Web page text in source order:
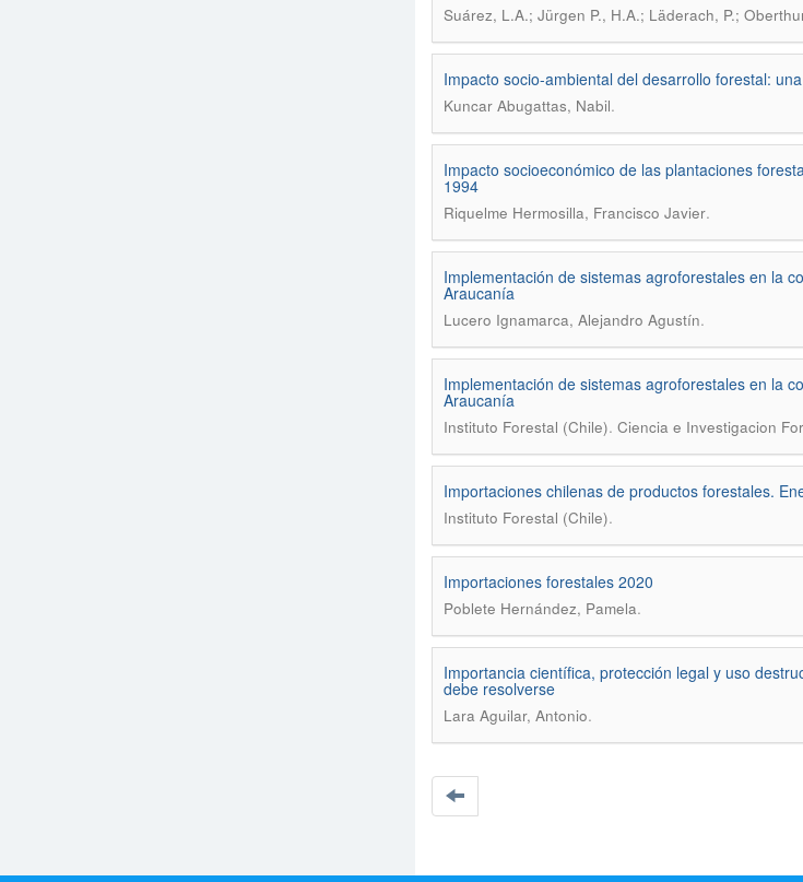
Suárez, L.A.; Jürgen P., H.A.; Läderach, P.;
Impacto socio-ambiental del desarrollo forestal:
Kuncar Abugattas, Nabil.
Impacto socioeconómico de las plantaciones
1994
Riquelme Hermosilla, Francisco Javier.
Implementación de sistemas agroforestales en la
Araucanía
Lucero Ignamarca, Alejandro Agustín.
Implementación de sistemas agroforestales en la
Araucanía
Instituto Forestal (Chile). Ciencia e Investigacion
Importaciones chilenas de productos forestales.
Instituto Forestal (Chile).
Importaciones forestales 2020
Poblete Hernández, Pamela.
Importancia científica, protección legal y uso
debe resolverse
Lara Aguilar, Antonio.